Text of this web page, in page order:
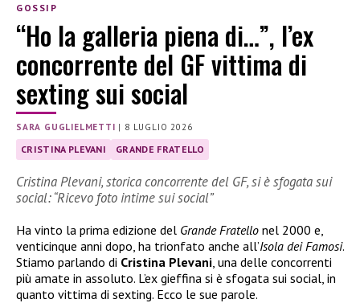
GOSSIP
“Ho la galleria piena di…”, l’ex
concorrente del GF vittima di
sexting sui social
SARA GUGLIELMETTI | 8 LUGLIO 2026
CRISTINA PLEVANI GRANDE FRATELLO
Cristina Plevani, storica concorrente del GF, si è sfogata sui
social: “Ricevo foto intime sui social”
Ha vinto la prima edizione del Grande Fratello nel 2000 e,
venticinque anni dopo, ha trionfato anche all’Isola dei Famosi.
Stiamo parlando di Cristina Plevani , una delle concorrenti
più amate in assoluto. L’ex gieffina si è sfogata sui social, in
quanto vittima di sexting. Ecco le sue parole.